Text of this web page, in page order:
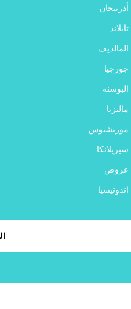
أذربيجان
تايلاند
المالديف
جورجيا
البوسنه
ماليزيا
موريشيوس
سيريلانكا
عروض
اندونيسيا